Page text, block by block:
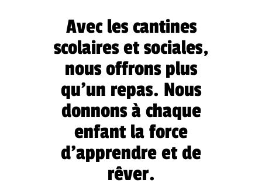
Avec les cantines
scolaires et sociales,
nous offrons plus
qu’un repas. Nous
donnons à chaque
enfant la force
d’apprendre et de
rêver.